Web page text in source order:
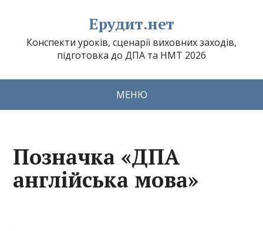
Ерудит.нет
Конспекти уроків, сценарії виховних заходів,
підготовка до ДПА та НМТ 2026
МЕНЮ
Позначка «ДПА
англійська мова»